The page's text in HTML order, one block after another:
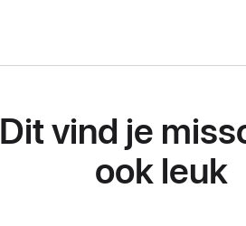
Dit vind je
ook leuk